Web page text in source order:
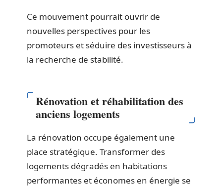
Ce mouvement pourrait ouvrir de
nouvelles perspectives pour les
promoteurs et séduire des investisseurs à
la recherche de stabilité.
Rénovation et réhabilitation des
anciens logements
La rénovation occupe également une
place stratégique. Transformer des
logements dégradés en habitations
performantes et économes en énergie se